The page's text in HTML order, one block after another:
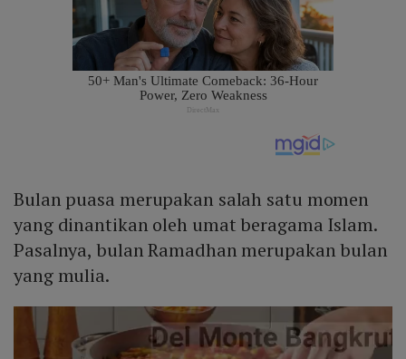
Bulan puasa merupakan salah satu momen
yang dinantikan oleh umat beragama Islam.
Pasalnya, bulan Ramadhan merupakan bulan
yang mulia.